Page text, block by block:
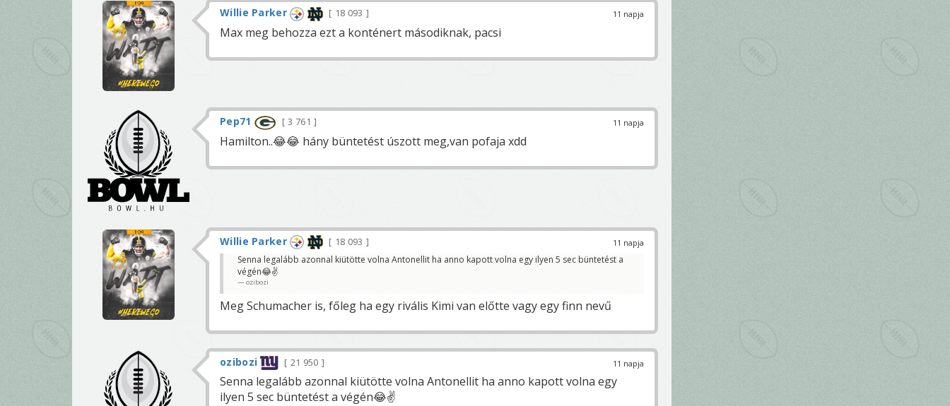
11 napja
Willie Parker 18 093
Max meg behozza ezt a konténert másodiknak, pacsi
11 napja
Pep71 3 761
Hamilton..😂😂 hány büntetést úszott meg,van pofaja xdd
11 napja
Willie Parker
18 093
Senna legalább azonnal kiütötte volna Antonellit ha anno kapott volna egy ilyen 5 sec büntetést a
végén😂✌️
ozibozi
Meg Schumacher is, főleg ha egy rivális Kimi van előtte vagy egy finn nevű
11 napja
ozibozi 21 950
Senna legalább azonnal kiütötte volna Antonellit ha anno kapott volna egy
ilyen 5 sec büntetést a végén😂✌️